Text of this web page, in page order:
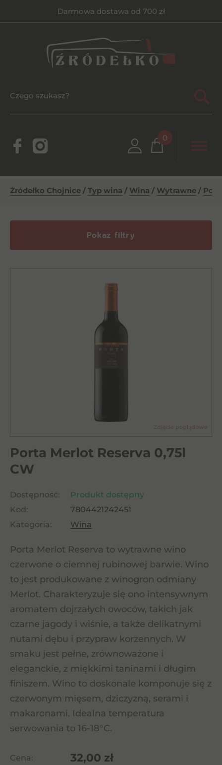
Darmowa dostawa od 700 zł
0
Źródełko Chojnice / Typ wina / Wina / Wytrawne /
Pokaz filtry
Porta Merlot Reserva 0,75l
CW
Dostępność:
Produkt dostępny
Kod:
7804421242451
Kategoria:
Wina
Porta Merlot Reserva to wytrawne wino
czerwone o ciemnej rubinowej barwie. Wino
to jest produkowane z winogron odmiany
Merlot. Charakteryzuje się ono intensywnym
aromatem dojrzałych owoców, takich jak
czarne jagody i wiśnie, a także delikatnymi
nutami dębu i przypraw korzennych. W
smaku jest pełne, zrównoważone i
eleganckie, z miękkimi taninami i długim
finiszem. Wino to doskonale komponuje się z
czerwonym mięsem, dziczyzną, serami i
makaronami. Idealna temperatura
serwowania to 16-18°C.
Cena: 32,00 zł